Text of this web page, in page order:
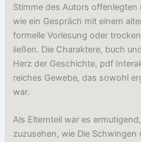
Stimme des Autors offenlegten
wie ein Gespräch mit einem
formelle Vorlesung oder
ließen. Die Charaktere, buch
Herz der Geschichte, pdf
reiches Gewebe, das sowohl
war.
Als Elternteil war es
zuzusehen, wie Die